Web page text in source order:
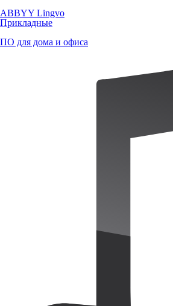
ABBYY Lingvo
Прикладные
ПО для дома и офиса